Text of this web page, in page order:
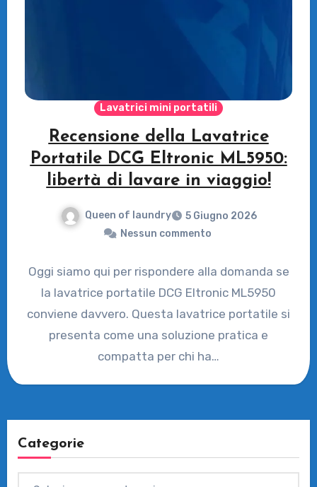
Lavatrici mini portatili
Recensione della Lavatrice
Portatile DCG Eltronic ML5950:
libertà di lavare in viaggio!
Queen of laundry
5 Giugno 2026
Nessun commento
Oggi siamo qui per rispondere alla domanda se
la lavatrice portatile DCG Eltronic ML5950
conviene davvero. Questa lavatrice portatile si
presenta come una soluzione pratica e
compatta per chi ha…
Categorie